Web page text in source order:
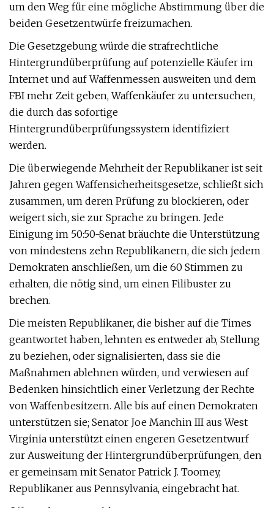
um den Weg für eine mögliche Abstimmung über die
beiden Gesetzentwürfe freizumachen.
Die Gesetzgebung würde die strafrechtliche
Hintergrundüberprüfung auf potenzielle Käufer im
Internet und auf Waffenmessen ausweiten und dem
FBI mehr Zeit geben, Waffenkäufer zu untersuchen,
die durch das sofortige
Hintergrundüberprüfungssystem identifiziert
werden.
Die überwiegende Mehrheit der Republikaner ist seit
Jahren gegen Waffensicherheitsgesetze, schließt sich
zusammen, um deren Prüfung zu blockieren, oder
weigert sich, sie zur Sprache zu bringen. Jede
Einigung im 50:50-Senat bräuchte die Unterstützung
von mindestens zehn Republikanern, die sich jedem
Demokraten anschließen, um die 60 Stimmen zu
erhalten, die nötig sind, um einen Filibuster zu
brechen.
Die meisten Republikaner, die bisher auf die Times
geantwortet haben, lehnten es entweder ab, Stellung
zu beziehen, oder signalisierten, dass sie die
Maßnahmen ablehnen würden, und verwiesen auf
Bedenken hinsichtlich einer Verletzung der Rechte
von Waffenbesitzern. Alle bis auf einen Demokraten
unterstützen sie; Senator Joe Manchin III aus West
Virginia unterstützt einen engeren Gesetzentwurf
zur Ausweitung der Hintergrundüberprüfungen, den
er gemeinsam mit Senator Patrick J. Toomey,
Republikaner aus Pennsylvania, eingebracht hat.